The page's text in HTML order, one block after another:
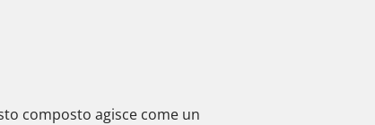
composto agisce come un